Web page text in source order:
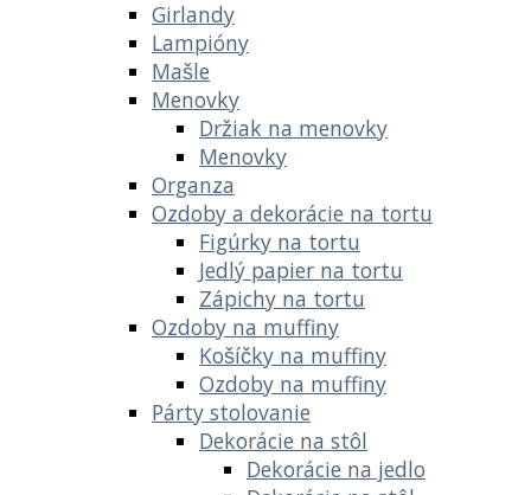
Girlandy
Lampióny
Mašle
Menovky
Držiak na menovky
Menovky
Organza
Ozdoby a dekorácie na tortu
Figúrky na tortu
Jedlý papier na tortu
Zápichy na tortu
Ozdoby na muffiny
Košíčky na muffiny
Ozdoby na muffiny
Párty stolovanie
Dekorácie na stôl
Dekorácie na jedlo